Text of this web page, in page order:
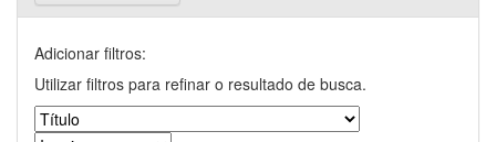
Adicionar filtros:
Utilizar filtros para refinar o resultado de busca.